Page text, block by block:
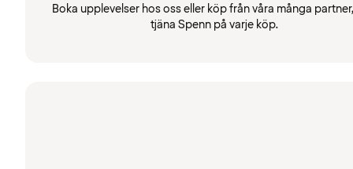
Boka upplevelser hos oss eller köp från våra många
tjäna Spenn på varje köp.